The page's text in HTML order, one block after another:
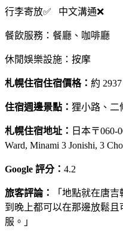
行李寄放✅ 中文溝通❌
餐飲服務：餐廳、咖啡廳
休閒娛樂設施：按摩
札幌住宿住宿價格： 約
住宿週邊景點： 狸小路、二
札幌住宿地址： 日本〒060-
Ward, Minami 3 Jonishi, 3
Google 評分： 4.2
旅客評論：
「地點就在唐
到晚上都可以在那邊放鬆
服。」